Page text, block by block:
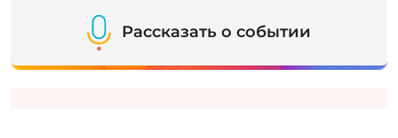
Рассказать о событии